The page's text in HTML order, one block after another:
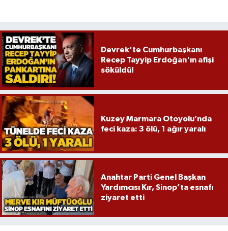
Devrek'te Cumhurbaşkanı
Recep Tayyip Erdoğan'ın afişi
söküldü!
Kuzey Marmara Otoyolu’nda
feci kaza: 3 ölü, 1 ağır yaralı
Anahtar Parti Genel Başkan
Yardımcısı Kır, Sinop’ta esnafı
ziyaret etti
Yaşam